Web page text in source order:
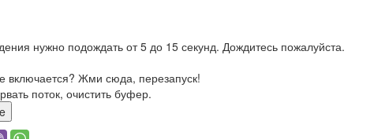
нужно подождать от 5 до 15 секунд. Дождитесь пожалуйста.
включается? Жми сюда, перезапуск!
поток, очистить буфер.